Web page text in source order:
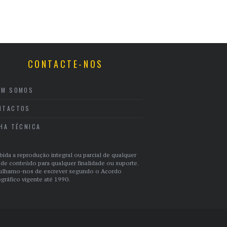
CONTACTE-NOS
SOMOS
TÉCNICA
a reprodução integral ou parcial de qualquer
conteúdo para qualquer finalidade ou suporte.
nos de escrever segundo o Acordo
vigente até 1990.